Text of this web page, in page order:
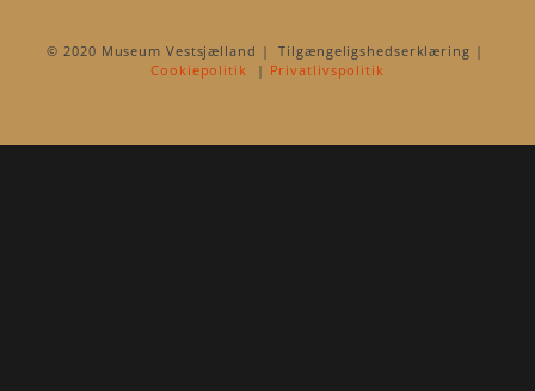
© 2020 Museum Vestsjælland | Tilgængeligshedserklæring |
Cookiepolitik | Privatlivspolitik